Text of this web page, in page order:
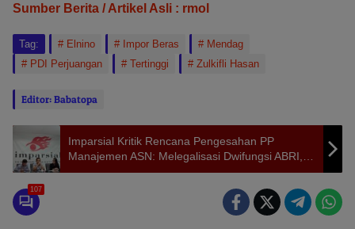
Sumber Berita / Artikel Asli : rmol
Tag: Elnino Impor Beras
Mendag
PDI Perjuangan
Tertinggi Zulkifli Hasan
Editor: Babatopa
Imparsial Kritik Rencana Pengesahan PP
Manajemen ASN: Melegalisasi Dwifungsi ABRI,
Mengancam Demokrasi
107